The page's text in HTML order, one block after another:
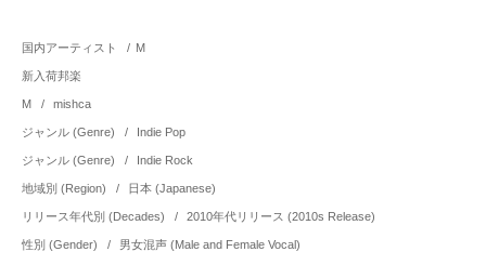
国内アーティスト / M
新入荷邦楽
M / mishca
ジャンル (Genre) / Indie Pop
ジャンル (Genre) / Indie Rock
地域別 (Region) / 日本 (Japanese)
リリース年代別 (Decades) / 2010年代リリース (2010s Release)
性別 (Gender) / 男女混声 (Male and Female Vocal)